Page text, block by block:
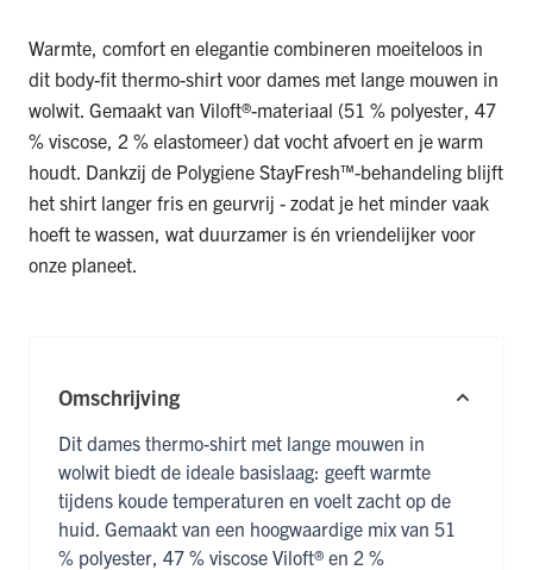
Warmte, comfort en elegantie combineren moeiteloos in
dit body-fit thermo-shirt voor dames met lange mouwen in
wolwit. Gemaakt van Viloft®-materiaal (51 % polyester, 47
% viscose, 2 % elastomeer) dat vocht afvoert en je warm
houdt. Dankzij de Polygiene StayFresh™-behandeling blijft
het shirt langer fris en geurvrij - zodat je het minder vaak
hoeft te wassen, wat duurzamer is én vriendelijker voor
onze planeet.
Omschrijving
Dit dames thermo-shirt met lange mouwen in
wolwit biedt de ideale basislaag: geeft warmte
tijdens koude temperaturen en voelt zacht op de
huid. Gemaakt van een hoogwaardige mix van 51
% polyester, 47 % viscose Viloft® en 2 %